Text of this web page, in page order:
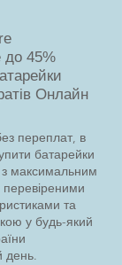
до 45%
Онлайн
переплат, в
батарейки
максимальним
перевіреними
та
у будь-який
день.